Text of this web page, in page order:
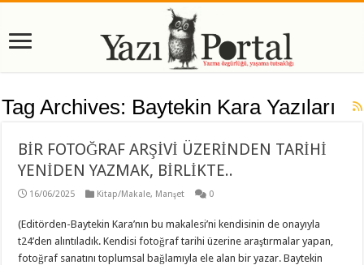
Tag Archives: Baytekin Kara Yazıları
BİR FOTOĞRAF ARŞİVİ ÜZERİNDEN TARİHİ
YENİDEN YAZMAK, BİRLİKTE..
16/06/2025 Kitap/Makale, Manşet 0
(Editörden-Baytekin Kara’nın bu makalesi’ni kendisinin de onayıyla
t24’den alıntıladık. Kendisi fotoğraf tarihi üzerine araştırmalar yapan,
fotoğraf sanatını toplumsal bağlamıyla ele alan bir yazar. Baytekin